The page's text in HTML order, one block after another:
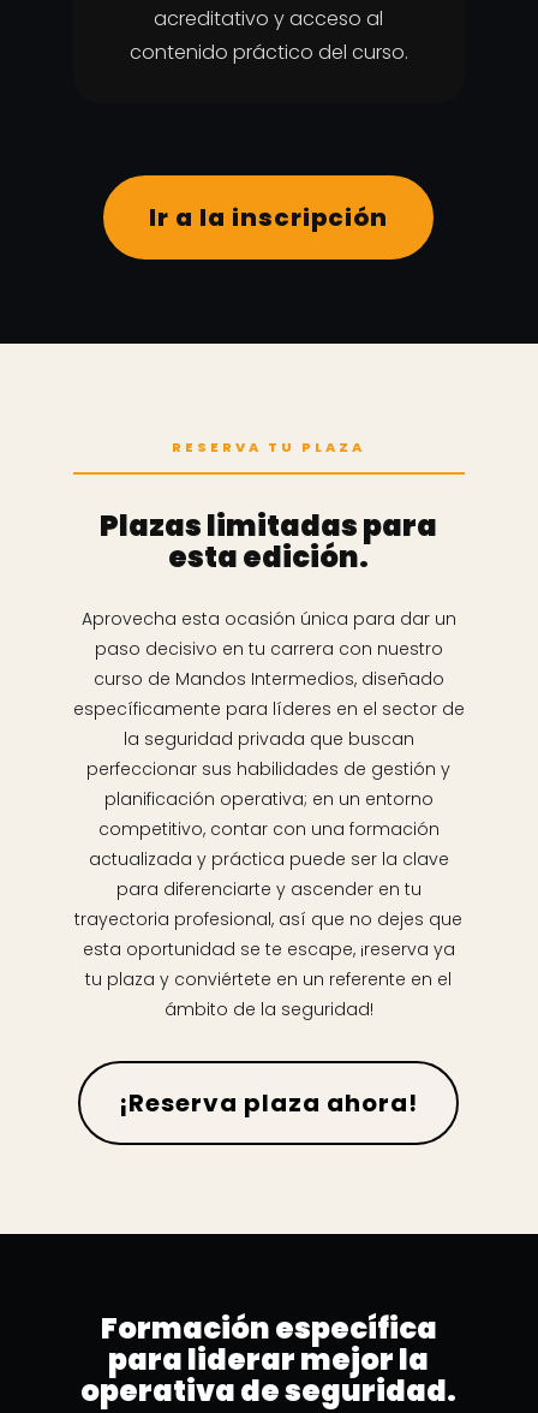
acreditativo y acceso al
contenido práctico del curso.
Ir a la inscripción
RESERVA TU PLAZA
Plazas limitadas para
esta edición.
Aprovecha esta ocasión única para dar un
paso decisivo en tu carrera con nuestro
curso de Mandos Intermedios, diseñado
específicamente para líderes en el sector de
la seguridad privada que buscan
perfeccionar sus habilidades de gestión y
planificación operativa; en un entorno
competitivo, contar con una formación
actualizada y práctica puede ser la clave
para diferenciarte y ascender en tu
trayectoria profesional, así que no dejes que
esta oportunidad se te escape, ¡reserva ya
tu plaza y conviértete en un referente en el
ámbito de la seguridad!
¡Reserva plaza ahora!
Formación específica
para liderar mejor la
operativa de seguridad.